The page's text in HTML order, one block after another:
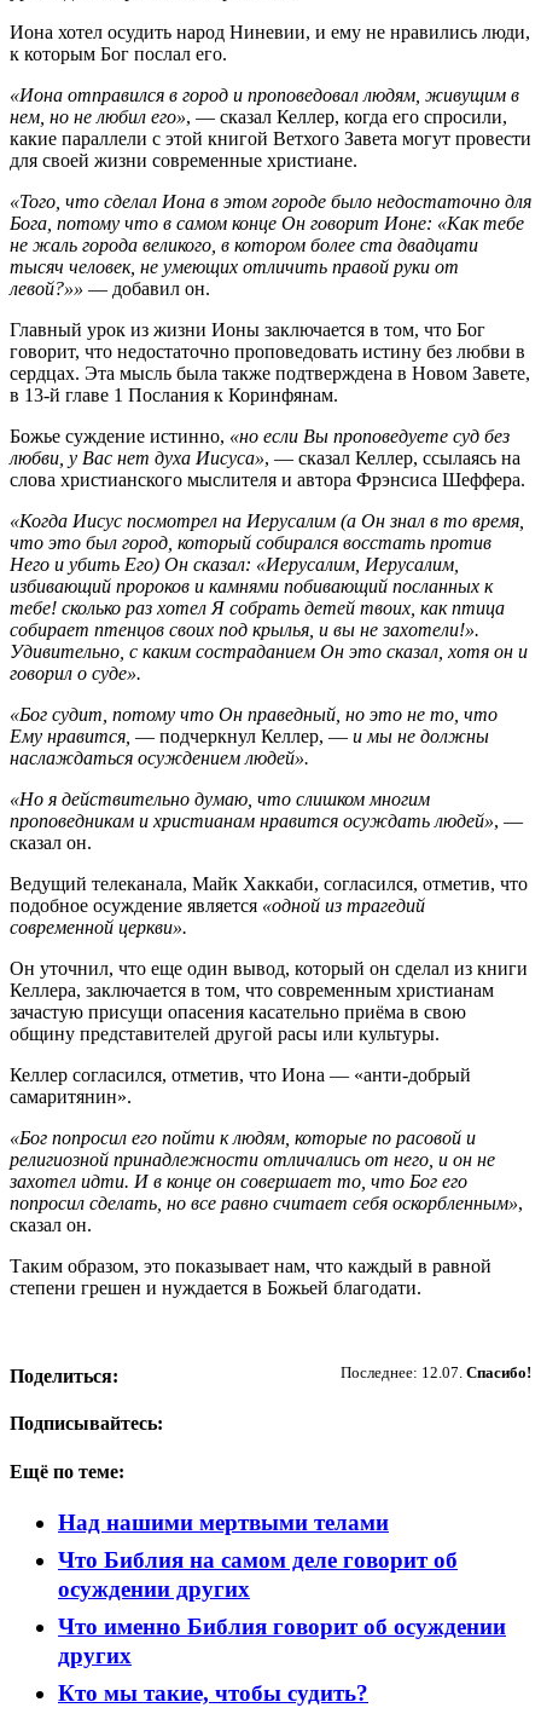
Иона хотел осудить народ Ниневии, и ему не нравились люди,
к которым Бог послал его.
«Иона отправился в город и проповедовал людям, живущим в
нем, но не любил его», — сказал Келлер, когда его спросили,
какие параллели с этой книгой Ветхого Завета могут провести
для своей жизни современные христиане.
«Того, что сделал Иона в этом городе было недостаточно для
Бога, потому что в самом конце Он говорит Ионе: «Как тебе
не жаль города великого, в котором более ста двадцати
тысяч человек, не умеющих отличить правой руки от
левой?»» — добавил он.
Главный урок из жизни Ионы заключается в том, что Бог
говорит, что недостаточно проповедовать истину без любви в
сердцах. Эта мысль была также подтверждена в Новом Завете,
в 13-й главе 1 Послания к Коринфянам.
Божье суждение истинно, «но если Вы проповедуете суд без
любви, у Вас нет духа Иисуса», — сказал Келлер, ссылаясь на
слова христианского мыслителя и автора Фрэнсиса Шеффера.
«Когда Иисус посмотрел на Иерусалим (а Он знал в то время,
что это был город, который собирался восстать против
Него и убить Его) Он сказал: «Иерусалим, Иерусалим,
избивающий пророков и камнями побивающий посланных к
тебе! сколько раз хотел Я собрать детей твоих, как птица
собирает птенцов своих под крылья, и вы не захотели!».
Удивительно, с каким состраданием Он это сказал, хотя он и
говорил о суде».
«Бог судит, потому что Он праведный, но это не то, что
Ему нравится, — подчеркнул Келлер, — и мы не должны
наслаждаться осуждением людей».
«Но я действительно думаю, что слишком многим
проповедникам и христианам нравится осуждать людей», —
сказал он.
Ведущий телеканала, Майк Хаккаби, согласился, отметив, что
подобное осуждение является «одной из трагедий
современной церкви».
Он уточнил, что еще один вывод, который он сделал из книги
Келлера, заключается в том, что современным христианам
зачастую присущи опасения касательно приёма в свою
общину представителей другой расы или культуры.
Келлер согласился, отметив, что Иона — «анти-добрый
самаритянин».
«Бог попросил его пойти к людям, которые по расовой и
религиозной принадлежности отличались от него, и он не
захотел идти. И в конце он совершает то, что Бог его
попросил сделать, но все равно считает себя оскорбленным»,
сказал он.
Таким образом, это показывает нам, что каждый в равной
степени грешен и нуждается в Божьей благодати.
Последнее: 12.07. Спасибо!
Поделиться:
Подписывайтесь:
Ещё по теме:
Над нашими мертвыми телами
Что Библия на самом деле говорит об
осуждении других
Что именно Библия говорит об осуждении
других
Кто мы такие, чтобы судить?